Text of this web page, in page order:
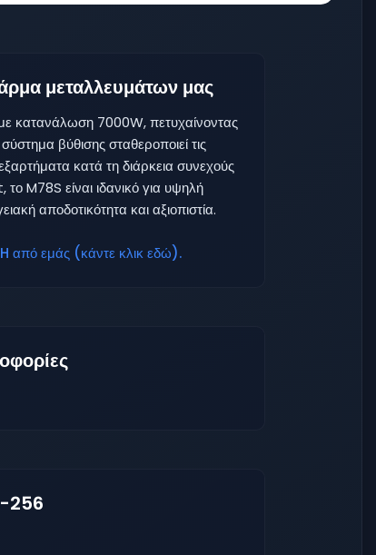
μεταλλευμάτων μας
κατανάλωση 7000W, πετυχαίνοντας
βύθισης σταθεροποιεί τις
κατά τη διάρκεια συνεχούς
M78S είναι ιδανικό για υψηλή
αποδοτικότητα και αξιοπιστία.
εμάς (κάντε κλικ εδώ).
256